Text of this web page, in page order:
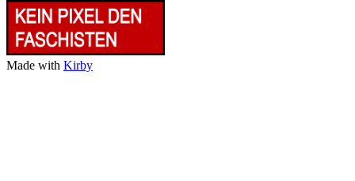
Made with Kirby